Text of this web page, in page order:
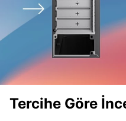
Tercihe Göre